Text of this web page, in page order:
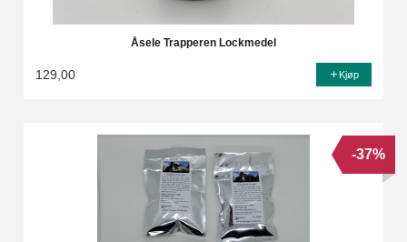
Åsele Trapperen Lockmedel
129,00 Kjøp
-37%